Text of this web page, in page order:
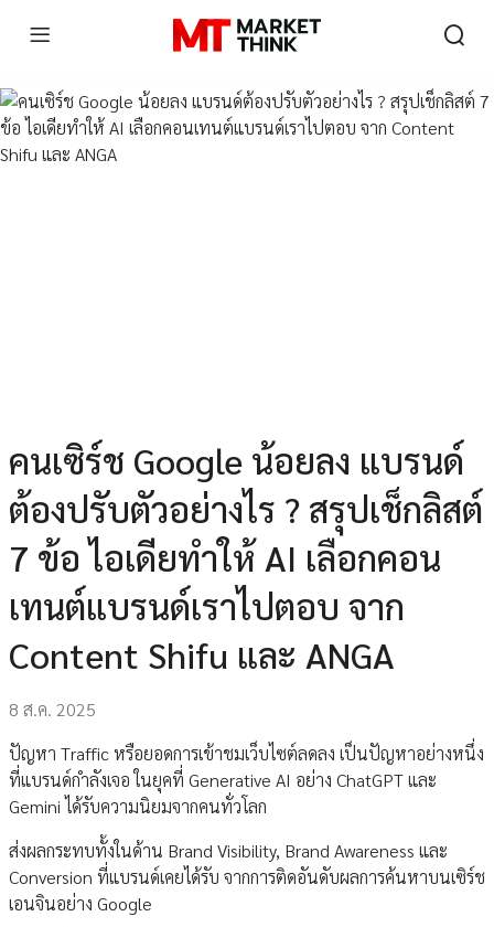
คนเซิร์ช Google น้อยลง แบรนด์
ต้องปรับตัวอย่างไร ? สรุปเช็กลิสต์
7 ข้อ ไอเดียทำให้ AI เลือกคอน
เทนต์แบรนด์เราไปตอบ จาก
Content Shifu และ ANGA
8 ส.ค. 2025
ปัญหา Traffic หรือยอดการเข้าชมเว็บไซต์ลดลง เป็นปัญหาอย่างหนึ่ง
ที่แบรนด์กำลังเจอ ในยุคที่ Generative AI อย่าง ChatGPT และ
Gemini ได้รับความนิยมจากคนทั่วโลก
ส่งผลกระทบทั้งในด้าน Brand Visibility, Brand Awareness และ
Conversion ที่แบรนด์เคยได้รับ จากการติดอันดับผลการค้นหาบนเซิร์ช
เอนจินอย่าง Google